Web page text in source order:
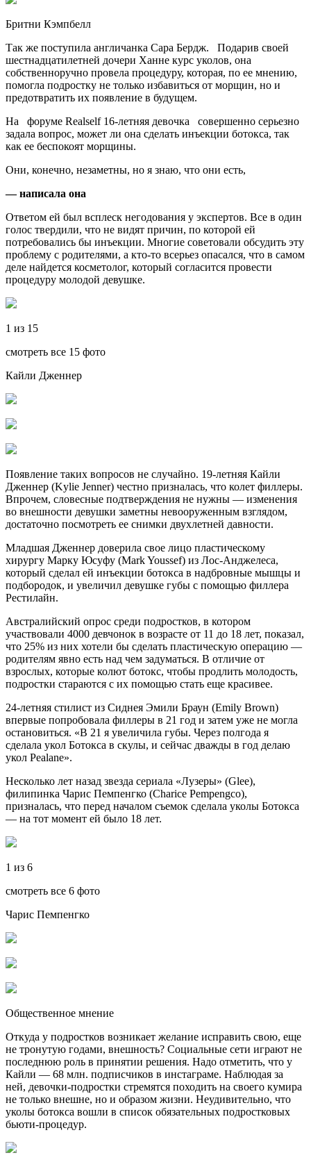
Бритни Кэмпбелл
Так же поступила англичанка Сара Бердж. Подарив своей
шестнадцатилетней дочери Ханне курс уколов, она
собственноручно провела процедуру, которая, по ее мнению,
помогла подростку не только избавиться от морщин, но и
предотвратить их появление в будущем.
На форуме Realself 16-летняя девочка совершенно серьезно
задала вопрос, может ли она сделать инъекции ботокса, так
как ее беспокоят морщины.
Они, конечно, незаметны, но я знаю, что они есть,
— написала она
Ответом ей был всплеск негодования у экспертов. Все в один
голос твердили, что не видят причин, по которой ей
потребовались бы инъекции. Многие советовали обсудить эту
проблему с родителями, а кто-то всерьез опасался, что в самом
деле найдется косметолог, который согласится провести
процедуру молодой девушке.
1 из 15
смотреть все 15 фото
Кайли Дженнер
Появление таких вопросов не случайно. 19-летняя Кайли
Дженнер (Kylie Jenner) честно призналась, что колет филлеры.
Впрочем, словесные подтверждения не нужны — изменения
во внешности девушки заметны невооруженным взглядом,
достаточно посмотреть ее снимки двухлетней давности.
Младшая Дженнер доверила свое лицо пластическому
хирургу Марку Юсуфу (Mark Youssef) из Лос-Анджелеса,
который сделал ей инъекции ботокса в надбровные мышцы и
подбородок, и увеличил девушке губы с помощью филлера
Рестилайн.
Австралийский опрос среди подростков, в котором
участвовали 4000 девчонок в возрасте от 11 до 18 лет, показал,
что 25% из них хотели бы сделать пластическую операцию —
родителям явно есть над чем задуматься. В отличие от
взрослых, которые колют ботокс, чтобы продлить молодость,
подростки стараются с их помощью стать еще красивее.
24-летняя стилист из Сиднея Эмили Браун (Emily Brown)
впервые попробовала филлеры в 21 год и затем уже не могла
остановиться. «В 21 я увеличила губы. Через полгода я
сделала укол Ботокса в скулы, и сейчас дважды в год делаю
укол Pealane».
Несколько лет назад звезда сериала «Лузеры» (Glee),
филипинка Чарис Пемпенгко (Charice Pempengco),
призналась, что перед началом съемок сделала уколы Ботокса
— на тот момент ей было 18 лет.
1 из 6
смотреть все 6 фото
Чарис Пемпенгко
Общественное мнение
Откуда у подростков возникает желание исправить свою, еще
не тронутую годами, внешность? Социальные сети играют не
последнюю роль в принятии решения. Надо отметить, что у
Кайли — 68 млн. подписчиков в инстаграме. Наблюдая за
ней, девочки-подростки стремятся походить на своего кумира
не только внешне, но и образом жизни. Неудивительно, что
уколы ботокса вошли в список обязательных подростковых
бьюти-процедур.